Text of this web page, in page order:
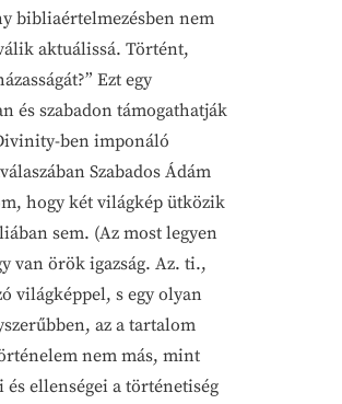
bibliaértelmezésben nem
aktuálissá. Történt,
Ezt egy
és szabadon támogathatják
ben imponáló
Szabados Ádám
hogy két világkép ütközik
sem. (Az most legyen
van örök igazság. Az. ti.,
világképpel, s egy olyan
az a tartalom
nem más, mint
ellenségei a történetiség